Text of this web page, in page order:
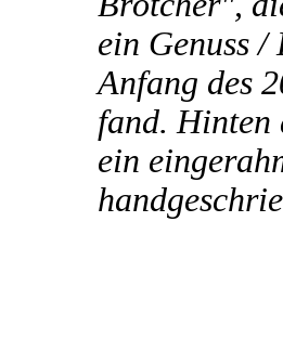
ein Genuss
Anfang des
fand. Hinten
ein